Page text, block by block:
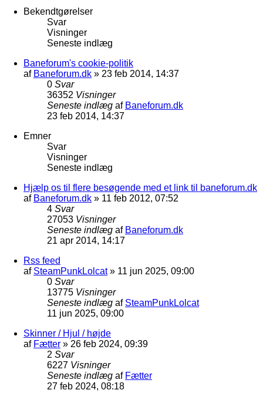
Bekendtgørelser
Svar
Visninger
Seneste indlæg
Baneforum's cookie-politik
af Baneforum.dk » 23 feb 2014, 14:37
0 Svar
36352 Visninger
Seneste indlæg af Baneforum.dk
23 feb 2014, 14:37
Emner
Svar
Visninger
Seneste indlæg
Hjælp os til flere besøgende med et link til baneforum.dk
af Baneforum.dk » 11 feb 2012, 07:52
4 Svar
27053 Visninger
Seneste indlæg af Baneforum.dk
21 apr 2014, 14:17
Rss feed
af SteamPunkLolcat» 11 jun 2025, 09:00
0 Svar
13775 Visninger
Seneste indlæg af SteamPunkLolcat
11 jun 2025, 09:00
Skinner / Hjul / højde
af Fætter » 26 feb 2024, 09:39
2 Svar
6227 Visninger
Seneste indlæg af Fætter
27 feb 2024, 08:18